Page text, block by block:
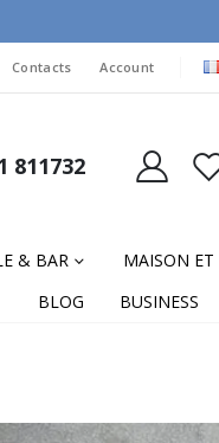
Contacts Account
811732
& BAR
MAISON
BLOG BUSINESS